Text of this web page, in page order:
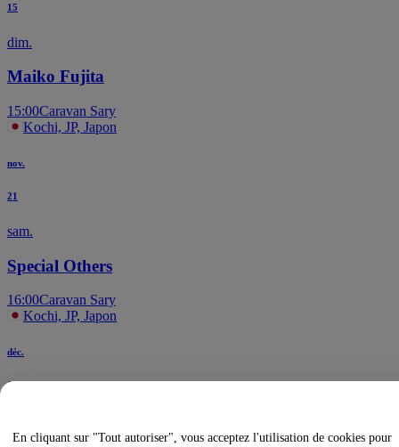
15
dim.
Maiko Fujita
15:00Caravan Sary
Kochi, JP, Japon
nov.
21
sam.
Special Others
16:00Caravan Sary
Kochi, JP, Japon
déc.
12
En cliquant sur "Tout autoriser", vous acceptez l'utilisation de cookies pour